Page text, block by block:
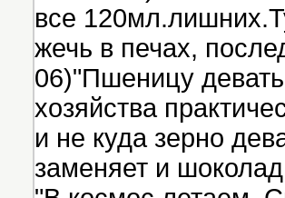
все
жечь в печах,
06)"Пшеницу девать
хозяйства
и не куда зерно
заменяет и